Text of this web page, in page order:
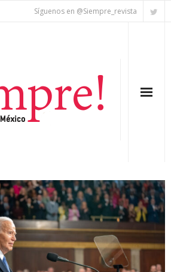
Síguenos en @Siempre_revista